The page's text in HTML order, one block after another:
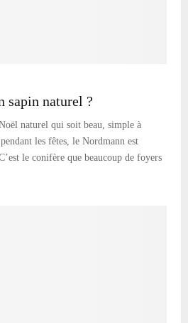
sapin naturel ?
naturel qui soit beau, simple à
les fêtes, le Nordmann est
le conifère que beaucoup de foyers